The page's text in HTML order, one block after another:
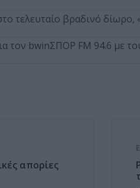
τελευταίο βραδινό
τον bwinΣΠΟΡ FM 94.6 με
απορίες